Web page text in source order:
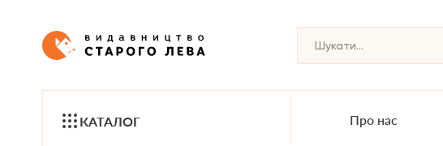
КАТАЛОГ Про нас